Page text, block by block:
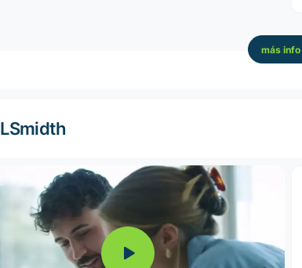
más info